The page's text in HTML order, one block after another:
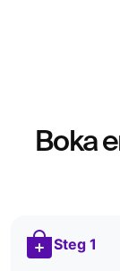
vid
Boka
Steg 1